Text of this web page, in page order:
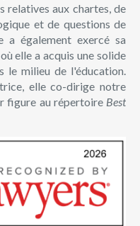
relatives aux chartes, de
et de questions de
a également exercé sa
elle a acquis une solide
le milieu de l'éducation.
elle co-dirige notre
figure au répertoire Best